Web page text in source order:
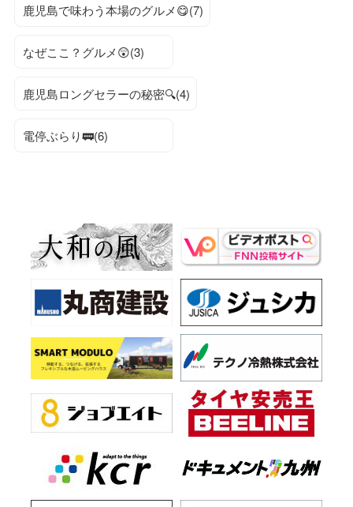
鹿児島で味わう本場のグルメ😋(7)
なぜここ？グルメ😲(3)
鹿児島ロングセラーの秘密🔍(4)
電停ぶらり🚃(6)